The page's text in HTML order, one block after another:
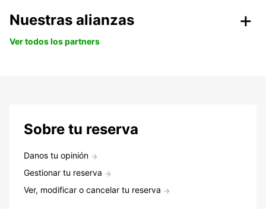
Nuestras alianzas
Ver todos los partners
Sobre tu reserva
Danos tu opinión
Gestionar tu reserva
Ver, modificar o cancelar tu reserva